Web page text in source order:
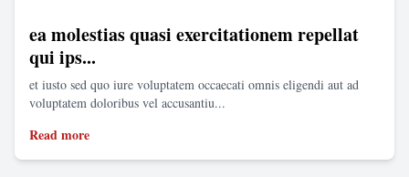
ea molestias quasi exercitationem repellat
qui ips...
et iusto sed quo iure voluptatem occaecati omnis eligendi aut ad
voluptatem doloribus vel accusantiu...
Read more